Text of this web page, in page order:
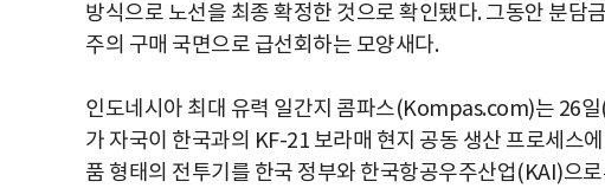
방식으로 노선을 최종 확정한 것으로 확인됐다. 그동안 분담
주의 구매 국면으로 급선회하는 모양새다.
인도네시아 최대 유력 일간지 콤파스(Kompas.com)는 26
가 자국이 한국과의 KF-21 보라매 현지 공동 생산 프로세스
품 형태의 전투기를 한국 정부와 한국항공우주산업(KAI)으